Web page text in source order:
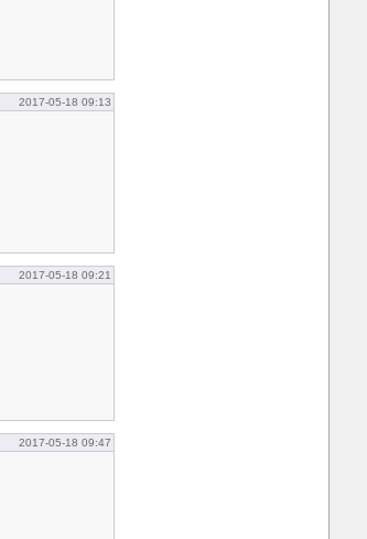
2017-05-18 09:13
2017-05-18 09:21
2017-05-18 09:47